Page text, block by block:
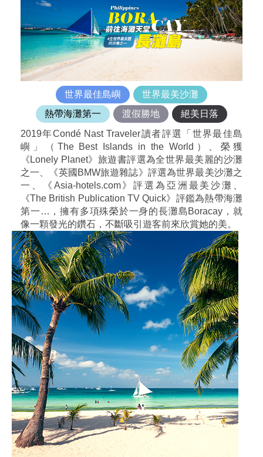
世界最佳島嶼
世界最美沙灘
熱帶海灘第一
渡假勝地
絕美日落
2019年Condé Nast Traveler讀者評選「世界最佳島
嶼」（The Best Islands in the World）、榮獲
《Lonely Planet》旅遊書評選為全世界最美麗的沙灘
之一、《英國BMW旅遊雜誌》評選為世界最美沙灘之
一、《Asia-hotels.com》評選為亞洲最美沙灘、
《The British Publication TV Quick》評鑑為熱帶海灘
第一…，擁有多項殊榮於一身的長灘島Boracay，就
像一顆發光的鑽石，不斷吸引遊客前來欣賞她的美。